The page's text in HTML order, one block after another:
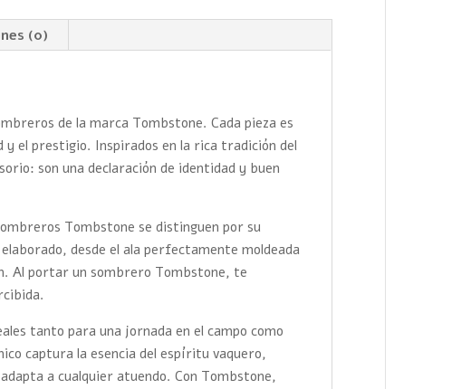
(0)
de la marca Tombstone. Cada pieza es
y el prestigio. Inspirados en la rica tradición del
son una declaración de identidad y buen
Tombstone se distinguen por su
desde el ala perfectamente moldeada
Al portar un sombrero Tombstone, te
tanto para una jornada en el campo como
captura la esencia del espíritu vaquero,
a cualquier atuendo. Con Tombstone,